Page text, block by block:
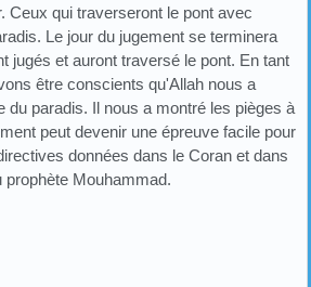
Ceux qui traverseront le pont avec
Le jour du jugement se terminera
jugés et auront traversé le pont. En tant
être conscients qu'Allah nous a
du paradis. Il nous a montré les pièges à
peut devenir une épreuve facile pour
données dans le Coran et dans
prophète Mouhammad.